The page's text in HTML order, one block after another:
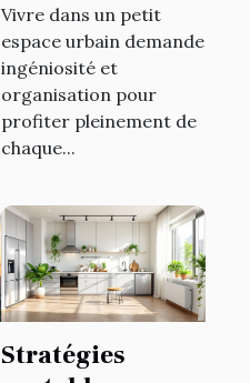
petits habitats
urbains ?
Vivre dans un petit
espace urbain demande
ingéniosité et
organisation pour
profiter pleinement de
chaque...
Stratégies